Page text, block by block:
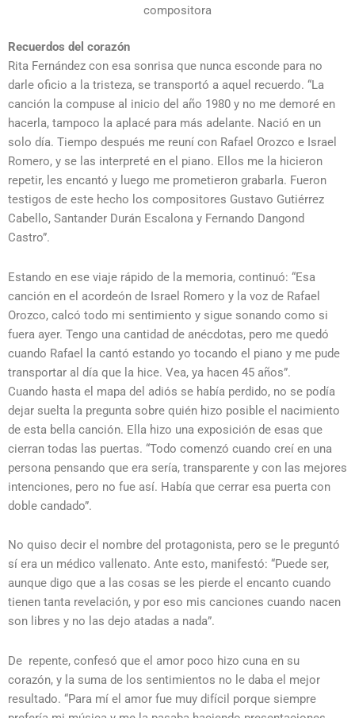
compositora
Recuerdos del corazón
Rita Fernández con esa sonrisa que nunca esconde para no
darle oficio a la tristeza, se transportó a aquel recuerdo. “La
canción la compuse al inicio del año 1980 y no me demoré en
hacerla, tampoco la aplacé para más adelante. Nació en un
solo día. Tiempo después me reuní con Rafael Orozco e Israel
Romero, y se las interpreté en el piano. Ellos me la hicieron
repetir, les encantó y luego me prometieron grabarla. Fueron
testigos de este hecho los compositores Gustavo Gutiérrez
Cabello, Santander Durán Escalona y Fernando Dangond
Castro”.
Estando en ese viaje rápido de la memoria, continuó: “Esa
canción en el acordeón de Israel Romero y la voz de Rafael
Orozco, calcó todo mi sentimiento y sigue sonando como si
fuera ayer. Tengo una cantidad de anécdotas, pero me quedó
cuando Rafael la cantó estando yo tocando el piano y me pude
transportar al día que la hice. Vea, ya hacen 45 años”.
Cuando hasta el mapa del adiós se había perdido, no se podía
dejar suelta la pregunta sobre quién hizo posible el nacimiento
de esta bella canción. Ella hizo una exposición de esas que
cierran todas las puertas. “Todo comenzó cuando creí en una
persona pensando que era sería, transparente y con las mejores
intenciones, pero no fue así. Había que cerrar esa puerta con
doble candado”.
No quiso decir el nombre del protagonista, pero se le preguntó
sí era un médico vallenato. Ante esto, manifestó: “Puede ser,
aunque digo que a las cosas se les pierde el encanto cuando
tienen tanta revelación, y por eso mis canciones cuando nacen
son libres y no las dejo atadas a nada”.
De repente, confesó que el amor poco hizo cuna en su
corazón, y la suma de los sentimientos no le daba el mejor
resultado. “Para mí el amor fue muy difícil porque siempre